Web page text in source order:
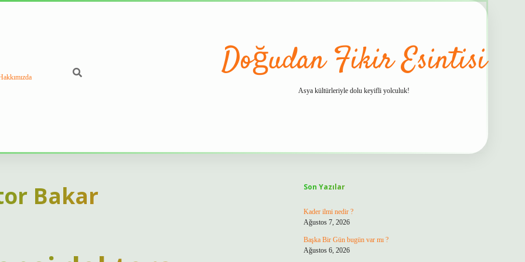
Doğudan Fikir Esintisi
Asya kültürleriyle dolu keyifli yolculuk!
Bakar Son Yazılar
Kader ilmi nedir ?
Ağustos 7, 2026
Başka Bir Gün bugün var mı ?
Ağustos 6, 2026